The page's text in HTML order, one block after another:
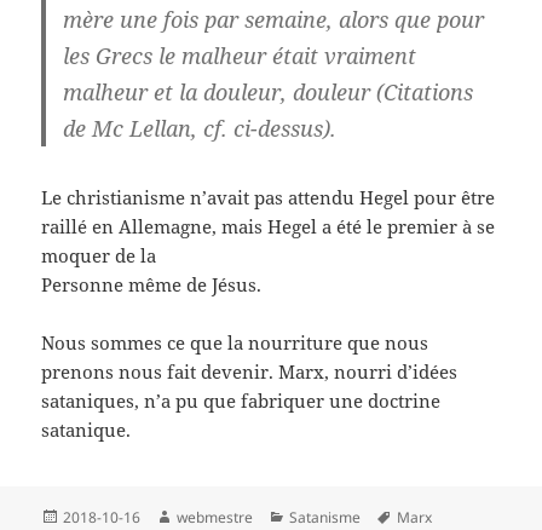
mère une fois par semaine, alors que pour
les Grecs le malheur était vraiment
malheur et la douleur, douleur (Citations
de Mc Lellan, cf. ci-dessus).
Le christianisme n’avait pas attendu Hegel pour être
raillé en Allemagne, mais Hegel a été le premier à se
moquer de la
Personne même de Jésus.
Nous sommes ce que la nourriture que nous
prenons nous fait devenir. Marx, nourri d’idées
sataniques, n’a pu que fabriquer une doctrine
satanique.
Publié
2018-10-16 Auteur
webmestre Catégories
Satanisme
Mots-
Marx